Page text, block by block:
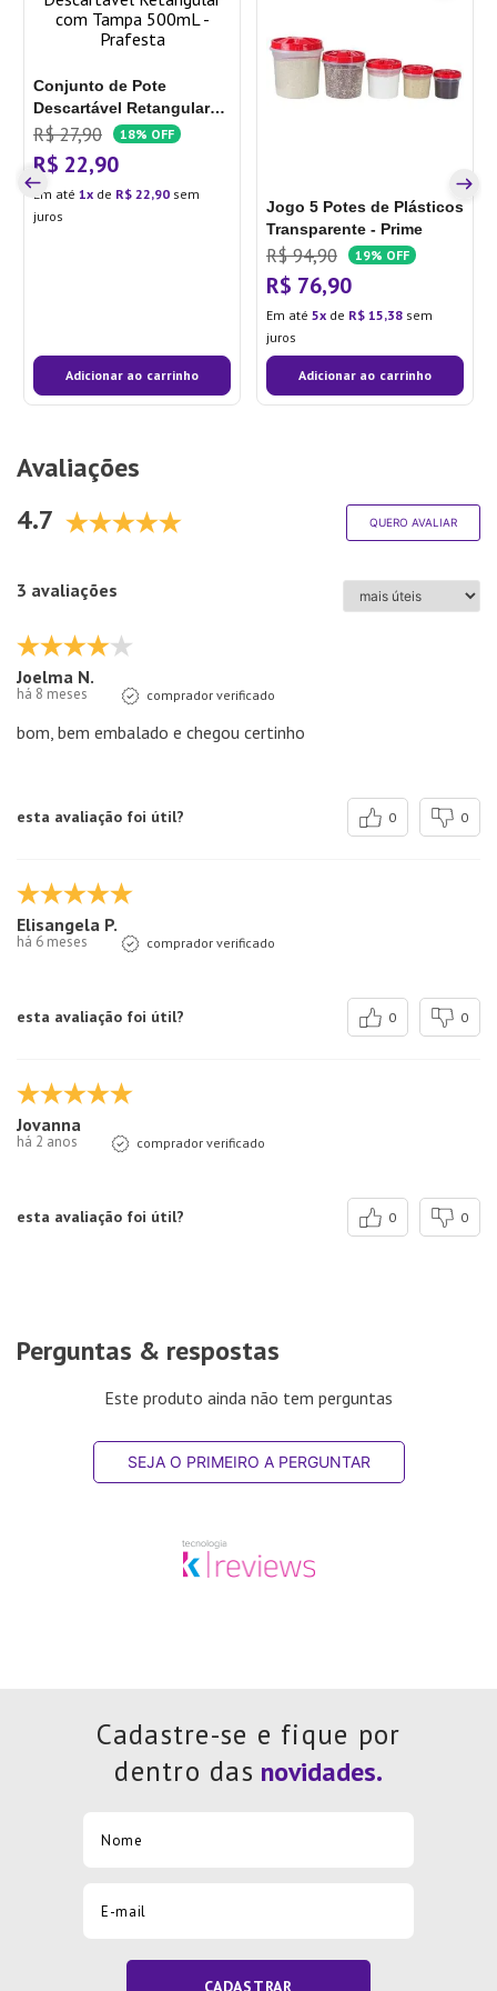
Conjunto de Pote
Descartável Retangular
com Tampa 500mL -
Prafesta
R$ 27,90 18% OFF
R$ 22,90
Em até 1 de R$ 22,90 sem
juros
Adicionar ao carrinho
Jogo 5 Potes de Plásticos
Transparente - Prime
R$ 94,90 19% OFF
R$ 76,90
Em até 5 de R$ 15,38 sem
juros
Adicionar ao carrinho
Avaliações
4.7
QUERO AVALIAR
3 avaliações
Joelma N.
há 8 meses comprador verificado
bom, bem embalado e chegou certinho
esta avaliação foi útil? 0 0
Elisangela P.
há 6 meses comprador verificado
esta avaliação foi útil? 0 0
Jovanna
há 2 anos comprador verificado
esta avaliação foi útil? 0 0
Perguntas & respostas
Este produto ainda não tem perguntas
SEJA O PRIMEIRO A PERGUNTAR
Cadastre-se e fique por
dentro das